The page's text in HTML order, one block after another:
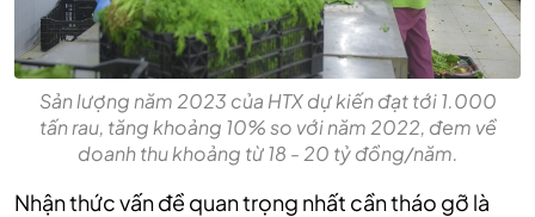
Sản lượng năm 2023 của HTX dự kiến đạt tới 1.000
tấn rau, tăng khoảng 10% so với năm 2022, đem về
doanh thu khoảng từ 18 - 20 tỷ đồng/năm.
Nhận thức vấn đề quan trọng nhất cần tháo gỡ là